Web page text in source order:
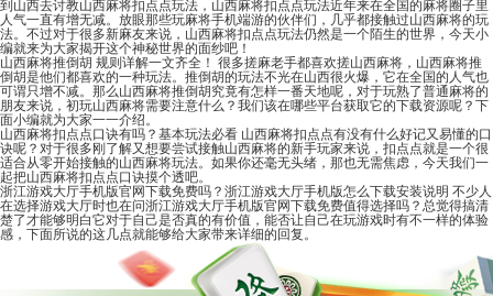
到山西去讨教山西麻将扣点点玩法，山西麻将扣点点玩法近年来在全国的麻将圈子里
人气一直有增无减。放眼那些玩麻将手机端游的伙伴们，几乎都接触过山西麻将的玩
法。不过对于很多新麻友来说，山西麻将扣点点玩法仍然是一个陌生的世界，今天小
编就来为大家揭开这个神秘世界的面纱吧！
山西麻将推倒胡 规则详解一文齐全！ 很多搓麻老手都喜欢搓山西麻将，山西麻将推
倒胡是他们都喜欢的一种玩法。推倒胡的玩法不光在山西很火爆，它在全国的人气也
可谓只增不减。那么山西麻将推倒胡究竟有怎样一番天地呢，对于玩熟了普通麻将的
朋友来说，初玩山西麻将需要注意什么？我们该在哪些平台获取它的下载资源呢？下
面小编就为大家一一介绍。
山西麻将扣点点口诀有吗？基本玩法必看 山西麻将扣点点有没有什么好记又易懂的口
诀呢？对于很多刚了解又想要尝试接触山西麻将的新手玩家来说，扣点点就是一个很
适合从零开始接触的山西麻将玩法。如果你还毫无头绪，那也无需焦虑，今天我们一
起把山西麻将扣点点口诀摸个透吧。
浙江游戏大厅手机版官网下载免费吗？浙江游戏大厅手机版怎么下载安装说明 不少人
在选择游戏大厅时也在问浙江游戏大厅手机版官网下载免费值得选择吗？总觉得搞清
楚了才能够明白它对于自己是否真的有价值，能否让自己在玩游戏时有不一样的体验
感，下面所说的这几点就能够给大家带来详细的回复。